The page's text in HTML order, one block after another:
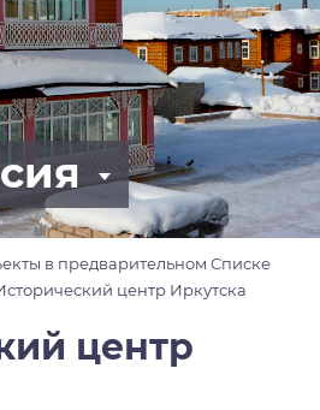
в предварительном Списке
центр Иркутска
центр